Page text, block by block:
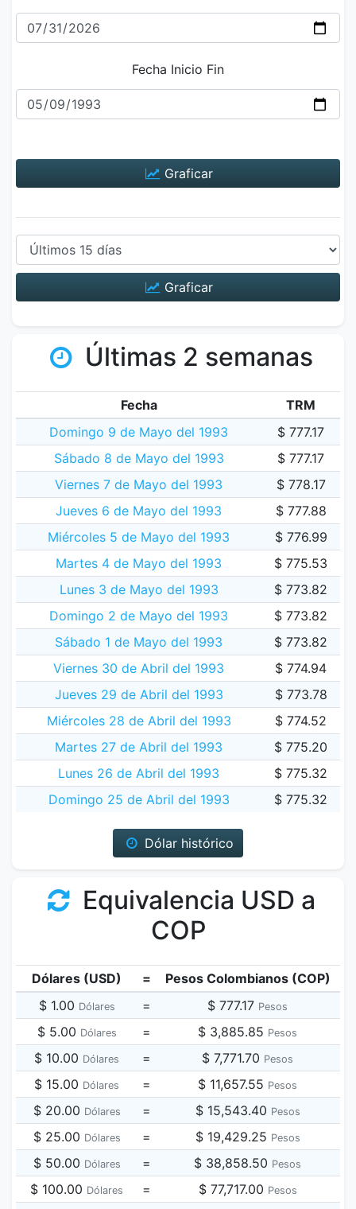
Fecha Inicio Fin
Graficar
Graficar
Últimas 2 semanas
Fecha
TRM
Domingo 9 de Mayo del 1993
$ 777.17
Sábado 8 de Mayo del 1993
$ 777.17
Viernes 7 de Mayo del 1993
$ 778.17
Jueves 6 de Mayo del 1993
$ 777.88
Miércoles 5 de Mayo del 1993
$ 776.99
Martes 4 de Mayo del 1993
$ 775.53
Lunes 3 de Mayo del 1993
$ 773.82
Domingo 2 de Mayo del 1993
$ 773.82
Sábado 1 de Mayo del 1993
$ 773.82
Viernes 30 de Abril del 1993
$ 774.94
Jueves 29 de Abril del 1993
$ 773.78
Miércoles 28 de Abril del 1993
$ 774.52
Martes 27 de Abril del 1993
$ 775.20
Lunes 26 de Abril del 1993
$ 775.32
Domingo 25 de Abril del 1993
$ 775.32
Dólar histórico
Equivalencia USD a
COP
Dólares (USD) =
Pesos Colombianos (COP)
$ 1.00 Dólares = $ 777.17 Pesos
$ 5.00 Dólares = $ 3,885.85 Pesos
$ 10.00 Dólares = $ 7,771.70 Pesos
$ 15.00 Dólares = $ 11,657.55 Pesos
$ 20.00 Dólares = $ 15,543.40 Pesos
$ 25.00 Dólares = $ 19,429.25 Pesos
$ 50.00 Dólares = $ 38,858.50 Pesos
$ 100.00 Dólares = $ 77,717.00 Pesos